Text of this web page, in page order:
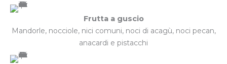
Frutta a guscio
Mandorle, nocciole, nici comuni, noci di acagù, noci pecan,
anacardi e pistacchi